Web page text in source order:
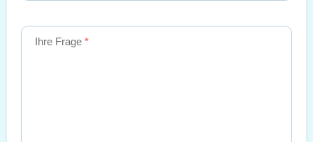
Ihre Frage